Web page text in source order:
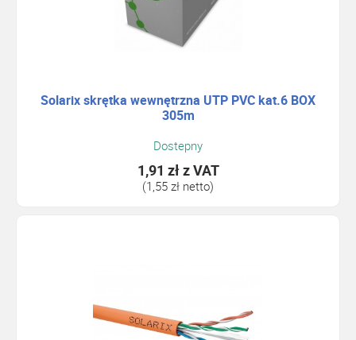
Solarix skrętka wewnętrzna UTP PVC kat.6 BOX
305m
Dostepny
1,91 złz VAT
(1,55 zł netto)